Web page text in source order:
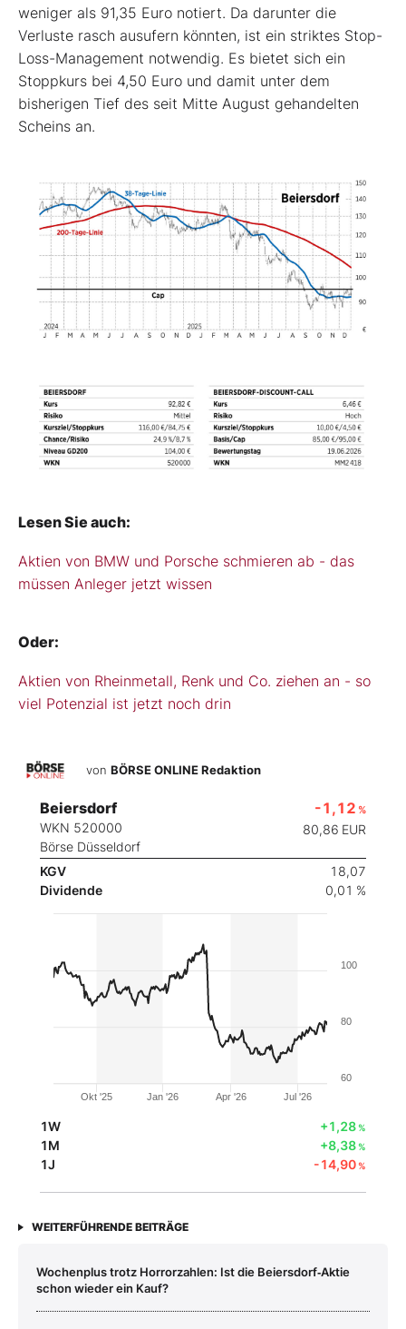
weniger als 91,35 Euro notiert. Da darunter die
Verluste rasch ausufern könnten, ist ein striktes Stop-
Loss-Management notwendig. Es bietet sich ein
Stoppkurs bei 4,50 Euro und damit unter dem
bisherigen Tief des seit Mitte August gehandelten
Scheins an.
Lesen Sie auch:
Aktien von BMW und Porsche schmieren ab - das
müssen Anleger jetzt wissen
Oder:
Aktien von Rheinmetall, Renk und Co. ziehen an - so
viel Potenzial ist jetzt noch drin
von BÖRSE ONLINE Redaktion
Beiersdorf
WKN 520000
Börse Düsseldorf
-1,12 %
80,86 EUR
KGV
18,07
Dividende
0,01 %
Okt '25 Jan '26 Apr '26 Jul '26
60
80
100
1W +1,28%
1M +8,38%
1J -14,90%
WEITERFÜHRENDE BEITRÄGE
Wochenplus trotz Horrorzahlen: Ist die Beiersdorf‑Aktie
schon wieder ein Kauf?